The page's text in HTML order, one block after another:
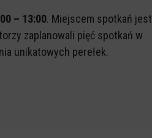
– 13:00. Miejscem spotkań jest
zaplanowali pięć spotkań w
unikatowych perełek.